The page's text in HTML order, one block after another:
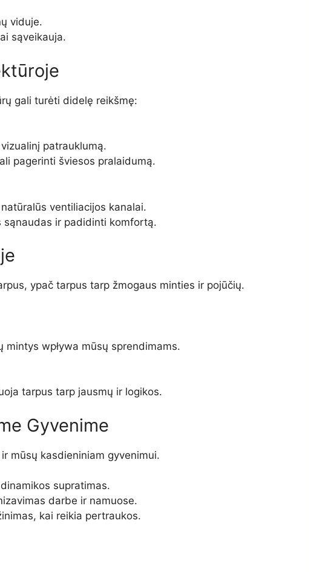
viduje.
sąveikauja.
gali turėti didelę reikšmę:
patrauklumą.
pagerinti šviesos pralaidumą.
ventiliacijos kanalai.
sąnaudas ir padidinti komfortą.
ypač tarpus tarp žmogaus minties ir pojūčių.
mintys wpływa mūsų sprendimams.
tarpus tarp jausmų ir logikos.
Gyvenime
mūsų kasdieniniam gyvenimui.
supratimas.
darbe ir namuose.
kai reikia pertraukos.